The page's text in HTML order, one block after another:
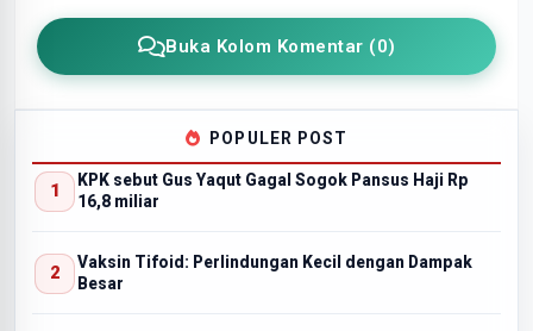
Buka Kolom Komentar (0)
POPULER POST
KPK sebut Gus Yaqut Gagal Sogok Pansus Haji Rp
16,8 miliar
Vaksin Tifoid: Perlindungan Kecil dengan Dampak
Besar